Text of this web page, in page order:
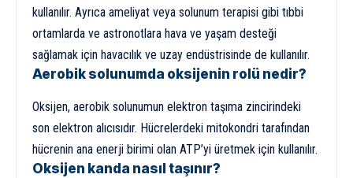
kullanılır. Ayrıca ameliyat veya solunum terapisi gibi tıbbi
ortamlarda ve astronotlara hava ve yaşam desteği
sağlamak için havacılık ve uzay endüstrisinde de kullanılır.
Aerobik solunumda oksijenin rolü nedir?
Oksijen, aerobik solunumun elektron taşıma zincirindeki
son elektron alıcısıdır. Hücrelerdeki mitokondri tarafından
hücrenin ana enerji birimi olan ATP’yi üretmek için kullanılır.
Oksijen kanda nasıl taşınır?